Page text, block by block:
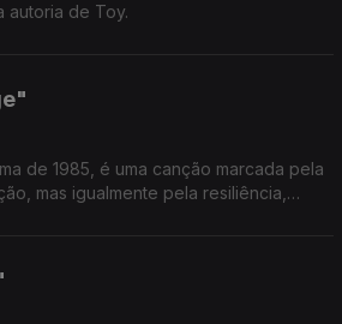
autoria de Toy.
de 1985, é uma canção marcada pela
mas igualmente pela resiliência,